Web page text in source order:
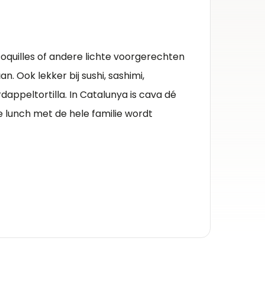
of andere lichte voorgerechten
Ook lekker bij sushi, sashimi,
In Catalunya is cava dé
lunch met de hele familie wordt